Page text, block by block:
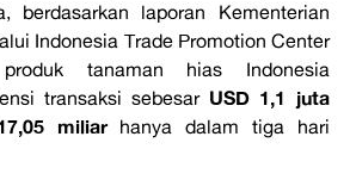
berdasarkan laporan Kementerian
Indonesia Trade Promotion Center
tanaman hias Indonesia
transaksi sebesar USD 1,1 juta
miliarhanya dalam tiga hari